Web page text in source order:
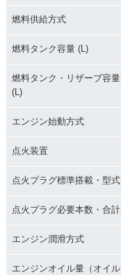
燃料供給方式
燃料タンク容量 (L)
燃料タンク・リザーブ容量
(L)
エンジン始動方式
点火装置
点火プラグ標準搭載・型式
点火プラグ必要本数・合計
エンジン潤滑方式
エンジンオイル量（オイル